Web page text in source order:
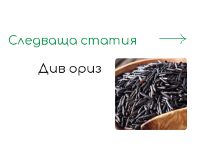
Следваща статия
Див ориз